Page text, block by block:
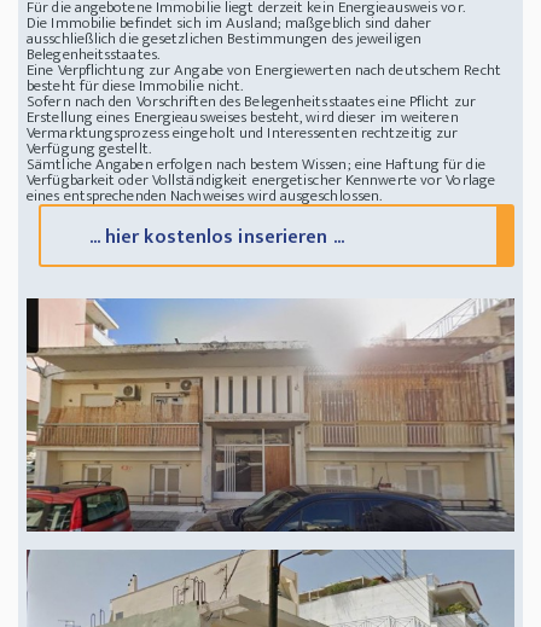
(NOK) für Lofts, Zwischengeschosse und Gründächer können Sie die
Gesamtfläche erheblich vergrößern. Rechtlicher Status: Alle
Eigentumsrechte, Verträge und Dokumente sind zu 100 % einwandfrei,
geklärt und für eine sofortige Übertragung bereit. Jede rechtliche oder
technische Prüfung ist willkommen.
325 m2 Baurecht für Luftflächen im Zentrum von Kalamata
Für die angebotene Immobilie liegt derzeit kein Energieausweis vor.
Die Immobilie befindet sich im Ausland; maßgeblich sind daher
ausschließlich die gesetzlichen Bestimmungen des jeweiligen
Belegenheitsstaates.
Eine Verpflichtung zur Angabe von Energiewerten nach deutschem Recht
besteht für diese Immobilie nicht.
Sofern nach den Vorschriften des Belegenheitsstaates eine Pflicht zur
Erstellung eines Energieausweises besteht, wird dieser im weiteren
Vermarktungsprozess eingeholt und Interessenten rechtzeitig zur
Verfügung gestellt.
Sämtliche Angaben erfolgen nach bestem Wissen; eine Haftung für die
Verfügbarkeit oder Vollständigkeit energetischer Kennwerte vor Vorlage
eines entsprechenden Nachweises wird ausgeschlossen.
... hier kostenlos inserieren ...